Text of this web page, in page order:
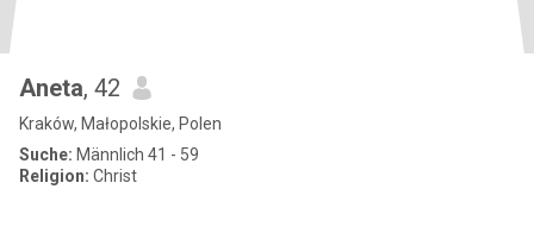
Aneta, 42
Kraków, Małopolskie, Polen
Suche: Männlich 41 - 59
Religion: Christ